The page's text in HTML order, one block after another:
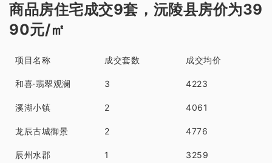
商品房住宅成交9套，沅陵县房价为39
90元/㎡
项目名称 成交套数 成交均价
和喜·翡翠观澜 3 4223
溪湖小镇 2 4061
龙辰古城御景 2 4776
辰州水郡 1 3259